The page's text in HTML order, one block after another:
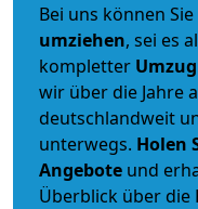
Bei uns können Sie
umziehen, sei es
kompletter Umzug
wir über die Jahre
deutschlandweit
unterwegs. Holen
Angebote und
Überblick über die